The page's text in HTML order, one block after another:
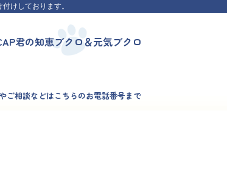
けしております。
君の知恵ブクロ＆元気ブクロ
ご相談などはこちらのお電話番号まで